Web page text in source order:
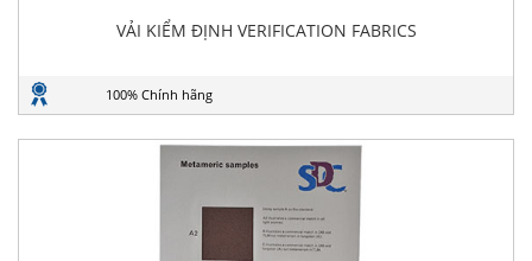
VẢI KIỂM ĐỊNH VERIFICATION FABRICS
100% Chính hãng